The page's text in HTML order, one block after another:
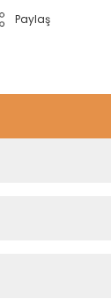
Paylaş